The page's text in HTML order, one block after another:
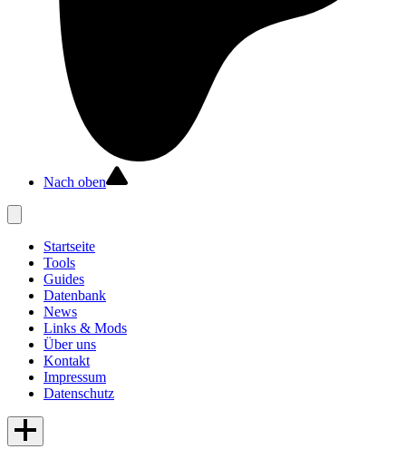
Nach oben
Startseite
Tools
Guides
Datenbank
News
Links & Mods
Über uns
Kontakt
Impressum
Datenschutz